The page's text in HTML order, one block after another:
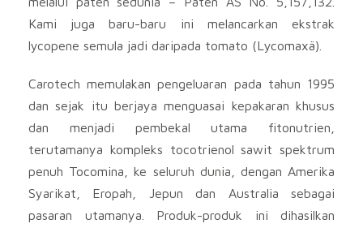
Kami juga baru-baru ini melancarkan ekstrak
lycopene semula jadi daripada tomato (Lycomaxä).
Carotech memulakan pengeluaran pada tahun 1995
dan sejak itu berjaya menguasai kepakaran khusus
dan menjadi pembekal utama fitonutrien,
terutamanya kompleks tocotrienol sawit spektrum
penuh Tocomina, ke seluruh dunia, dengan Amerika
Syarikat, Eropah, Jepun dan Australia sebagai
pasaran utamanya. Produk-produk ini dihasilkan